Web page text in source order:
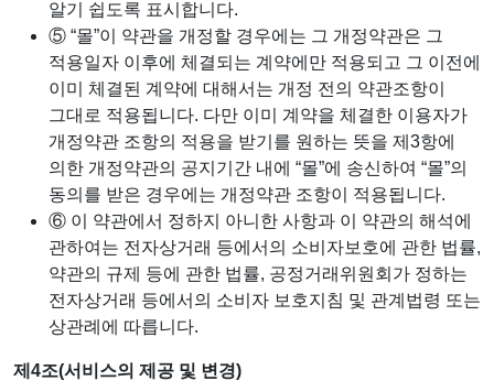
알기 쉽도록 표시합니다.
⑤ “몰”이 약관을 개정할 경우에는 그 개정약관은 그
적용일자 이후에 체결되는 계약에만 적용되고 그 이전에
이미 체결된 계약에 대해서는 개정 전의 약관조항이
그대로 적용됩니다. 다만 이미 계약을 체결한 이용자가
개정약관 조항의 적용을 받기를 원하는 뜻을 제3항에
의한 개정약관의 공지기간 내에 “몰”에 송신하여 “몰”의
동의를 받은 경우에는 개정약관 조항이 적용됩니다.
⑥ 이 약관에서 정하지 아니한 사항과 이 약관의 해석에
관하여는 전자상거래 등에서의 소비자보호에 관한 법률,
약관의 규제 등에 관한 법률, 공정거래위원회가 정하는
전자상거래 등에서의 소비자 보호지침 및 관계법령 또는
상관례에 따릅니다.
제4조(서비스의 제공 및 변경)